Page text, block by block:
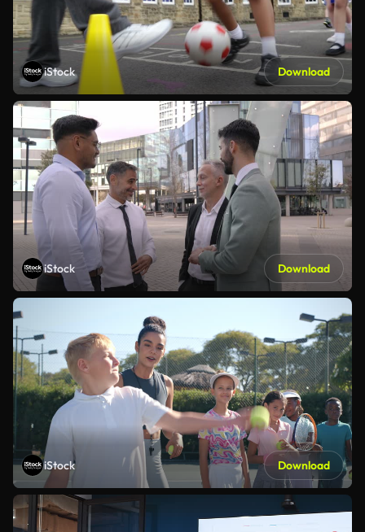
iStock Download
iStock Download
iStock Download